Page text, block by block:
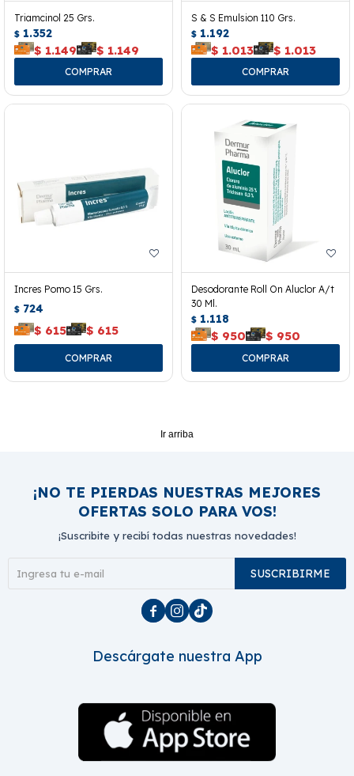
Triamcinol 25 Grs.
$ 1.352
$ 1.149 $ 1.149
S & S Emulsion 110 Grs.
$ 1.192
$ 1.013 $ 1.013
Incres Pomo 15 Grs.
$ 724
$ 615 $ 615
Desodorante Roll On Aluclor A/t
30 Ml.
$ 1.118
$ 950 $ 950
Ir arriba
¡NO TE PIERDAS NUESTRAS MEJORES
OFERTAS SOLO PARA VOS!
¡Suscribite y recibí todas nuestras novedades!
SUSCRIBIRME
  
Descárgate nuestra App